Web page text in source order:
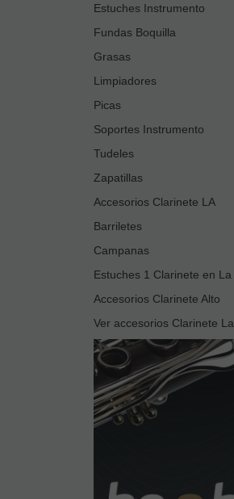
Estuches Instrumento
Fundas Boquilla
Grasas
Limpiadores
Picas
Soportes Instrumento
Tudeles
Zapatillas
Accesorios Clarinete LA
Barriletes
Campanas
Estuches 1 Clarinete en La
Accesorios Clarinete Alto
Ver accesorios Clarinete La